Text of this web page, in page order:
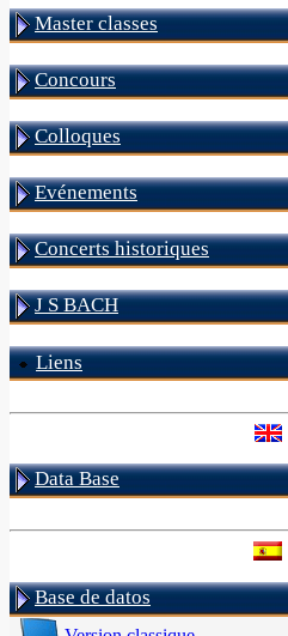
Master classes
Concours
Colloques
Evénements
Concerts historiques
J S BACH
Liens
Data Base
Base de datos